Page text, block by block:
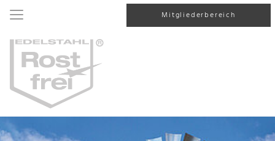
Mitgliederbereich